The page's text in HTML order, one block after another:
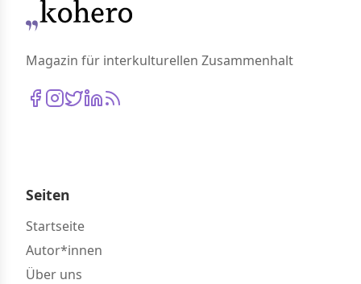
Magazin für interkulturellen Zusammenhalt
Seiten
Startseite
Autor*innen
Über uns